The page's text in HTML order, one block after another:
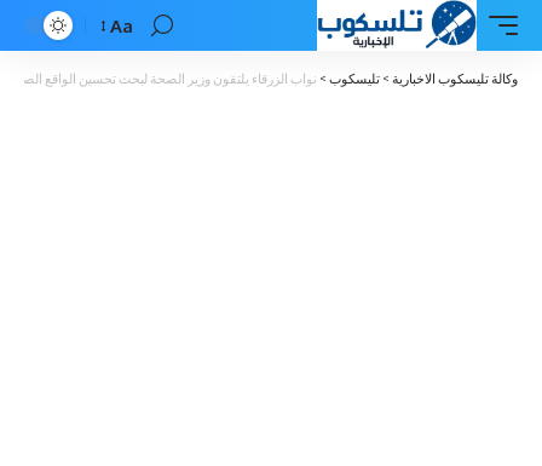
Font
Aa
وكالة تليسكوب الاخبارية > تليسكوب > نواب الزرقاء يلتقون وزير الصحة لبحث تحسين الواقع